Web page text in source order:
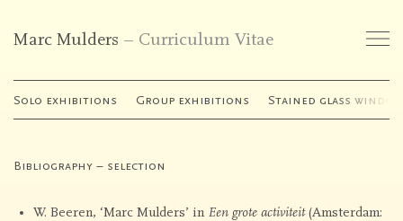
Marc Mulders Curriculum Vitae
Works
Exhibitions
Publications
Solo exhibitions Group exhibitions Stained glass
Bibliography – selection
W. Beeren, ‘Marc Mulders’ in Een grote activiteit(Amsterdam: